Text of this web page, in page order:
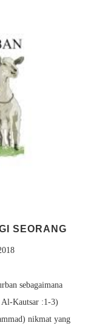
SEORANG
sebagaimana
Kautsar :1-3)
nikmat yang